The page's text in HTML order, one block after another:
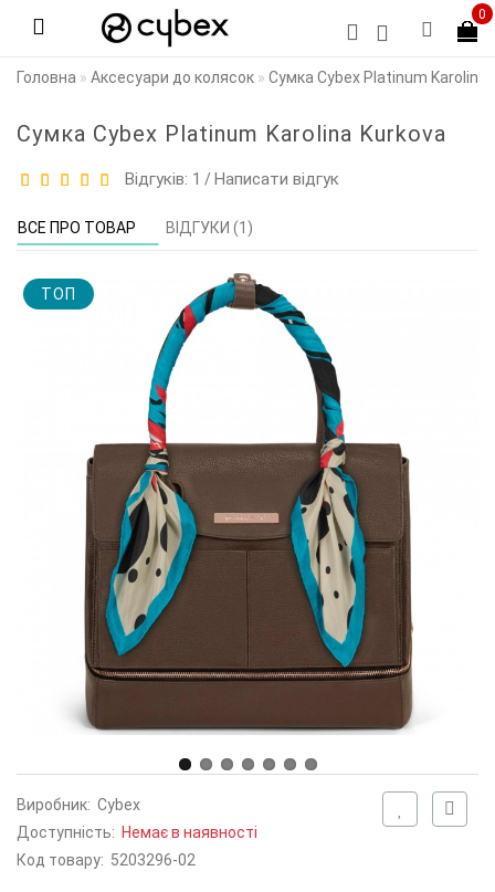
0
Головна Аксесуари до колясок Сумка Cybex Platinum Karolina
Сумка Cybex Platinum Karolina Kurkova
Відгуків: 1 /Написати відгук
ВСЕ ПРО ТОВАР ВІДГУКИ (1)
TOП
Виробник: Cybex
Доступність: Немає в наявності
Код товару: 5203296-02